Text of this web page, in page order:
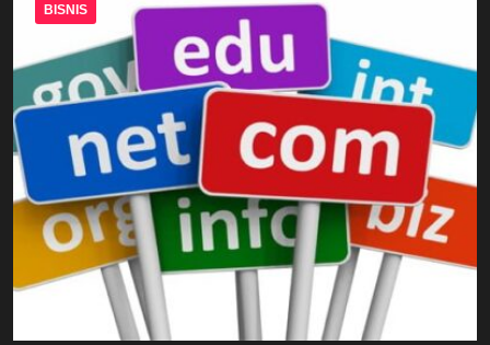
BISNIS